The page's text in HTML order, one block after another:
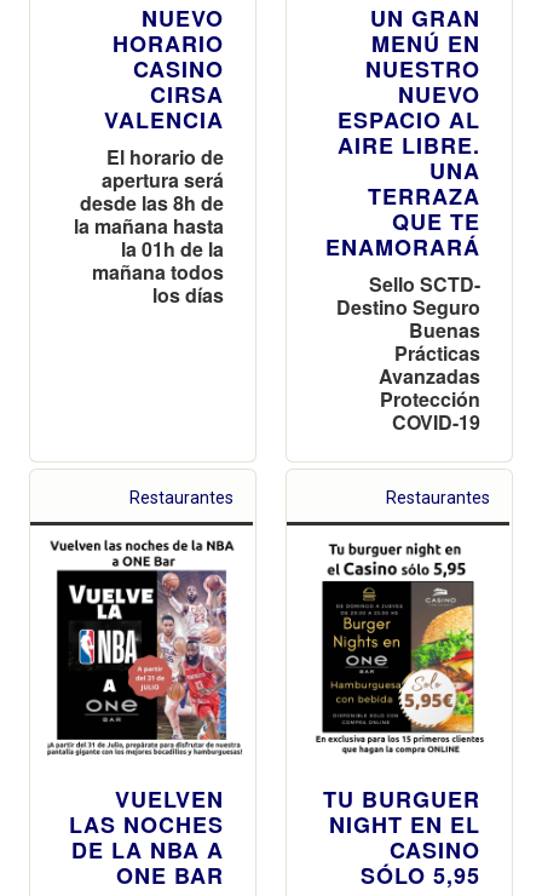
NUEVO
HORARIO
CASINO
CIRSA
VALENCIA
El horario de
apertura será
desde las 8h de
la mañana hasta
la 01h de la
mañana todos
los días
UN GRAN
MENÚ EN
NUESTRO
NUEVO
ESPACIO AL
AIRE LIBRE.
UNA
TERRAZA
QUE TE
ENAMORARÁ
Sello SCTD-
Destino Seguro
Buenas
Prácticas
Avanzadas
Protección
COVID-19
Restaurantes
VUELVEN
LAS NOCHES
DE LA NBA A
ONE BAR
Restaurantes
TU BURGUER
NIGHT EN EL
CASINO
SÓLO 5,95